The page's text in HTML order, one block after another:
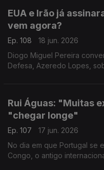
EUA e Irão já
vem agora?
Ep. 108
18 jun. 2026
Diogo Miguel Pereira
Defesa, Azeredo Lopes,
Rui Águas: "Muitas
"chegar longe"
Ep. 107
17 jun. 2026
No dia em que Portugal se
Congo, o antigo